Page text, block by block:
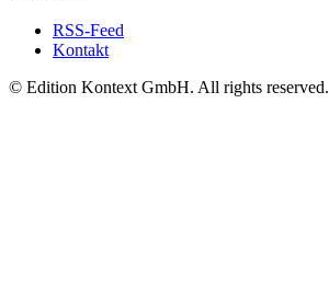
RSS-Feed
Kontakt
© Edition Kontext GmbH. All rights reserved.